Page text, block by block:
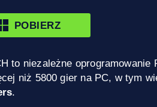
POBIERZ
to niezależne oprogramowanie
niż 5800 gier na PC, w tym
.